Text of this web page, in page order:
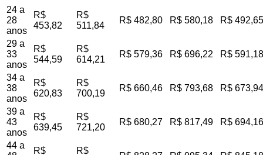
24 a
28
anos
R$
453,82
R$
511,84
R$ 482,80 R$ 580,18 R$ 492,65
29 a
33
anos
R$
544,59
R$
614,21
R$ 579,36 R$ 696,22 R$ 591,18
34 a
38
anos
R$
620,83
R$
700,19
R$ 660,46 R$ 793,68 R$ 673,94
39 a
43
anos
R$
639,45
R$
721,20
R$ 680,27 R$ 817,49 R$ 694,16
44 a
R$ R$